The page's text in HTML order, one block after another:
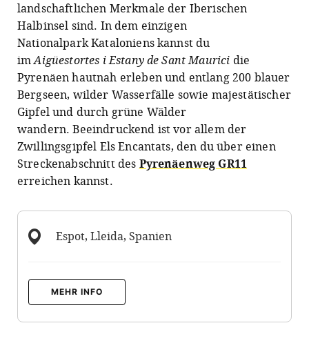
landschaftlichen Merkmale der Iberischen
Halbinsel sind. In dem einzigen
Nationalpark Kataloniens kannst du
imAigüestortes i Estany de Sant Maurici die
Pyrenäen hautnah erleben und entlang 200 blauer
Bergseen, wilder Wasserfälle sowie majestätischer
Gipfel und durch grüne Wälder
wandern. Beeindruckend ist vor allem der
Zwillingsgipfel Els Encantats, den du über einen
Streckenabschnitt des Pyrenäenweg GR11
erreichen kannst.
Espot, Lleida, Spanien
MEHR INFO